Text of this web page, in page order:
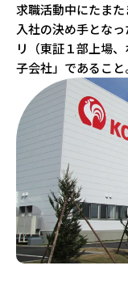
求職活動中にたまた
入社の決め手とな
リ（東証１部上場
子会社」であること